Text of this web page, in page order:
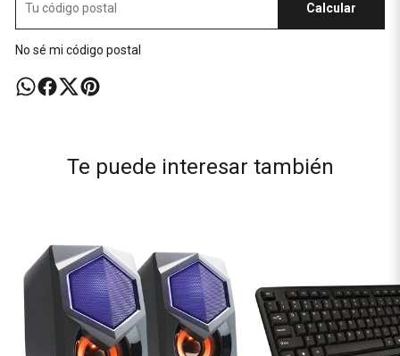
Calcular
No sé mi código postal
Te puede interesar también